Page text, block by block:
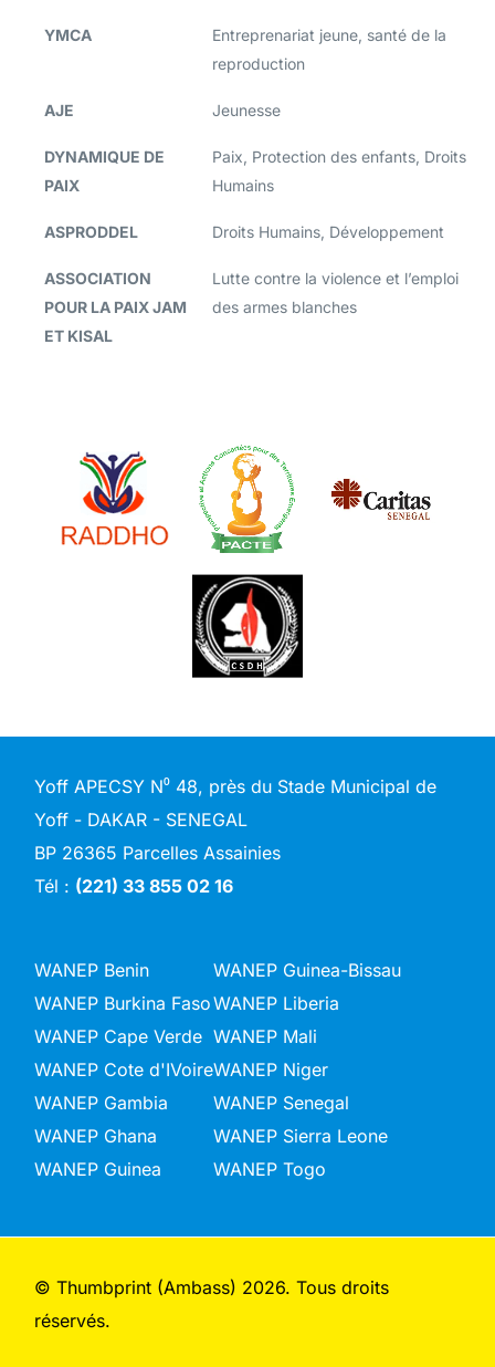
YMCA
Entreprenariat jeune, santé de la
reproduction
AJE Jeunesse
DYNAMIQUE DE
PAIX
Paix, Protection des enfants, Droits
Humains
ASPRODDEL Droits Humains, Développement
ASSOCIATION
POUR LA PAIX JAM
ET KISAL
Lutte contre la violence et l’emploi
des armes blanches
Yoff APECSY N⁰ 48, près du Stade Municipal de
Yoff - DAKAR - SENEGAL
BP 26365 Parcelles Assainies
Tél : (221) 33 855 02 16
WANEP Benin
WANEP Burkina Faso
WANEP Cape Verde
WANEP Cote d'IVoire
WANEP Gambia
WANEP Ghana
WANEP Guinea
WANEP Guinea-Bissau
WANEP Liberia
WANEP Mali
WANEP Niger
WANEP Senegal
WANEP Sierra Leone
WANEP Togo
© Thumbprint (Ambass) 2026. Tous droits
réservés.